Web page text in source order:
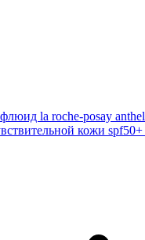
la roche-posay
кожи